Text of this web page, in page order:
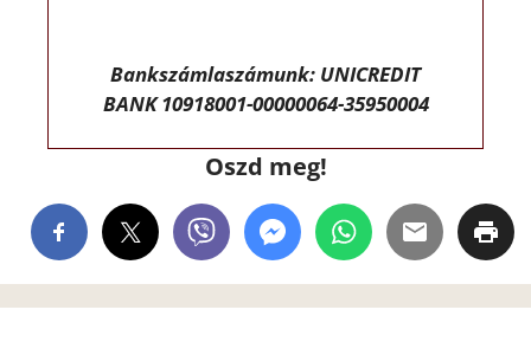
Bankszámlaszámunk: UNICREDIT
BANK 10918001-00000064-35950004
Oszd meg!